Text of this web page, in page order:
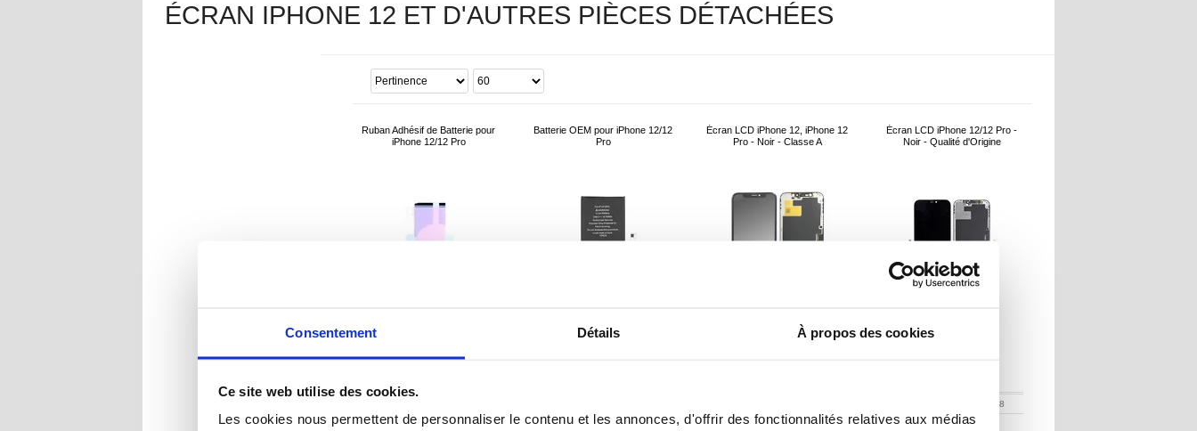
Consentement Détails À propos des cookies
Ce site web utilise des cookies.
Les cookies nous permettent de personnaliser le contenu et les annonces, d'offrir des fonctionnalités relatives aux médias
ÉCRAN IPHONE 12 ET D'AUTRES PIÈCES DÉTACHÉES
Ruban Adhésif de Batterie pour
iPhone 12/12 Pro
Batterie OEM pour iPhone 12/12
Pro
Écran LCD iPhone 12, iPhone 12
Pro - Noir - Classe A
Écran LCD iPhone 12/12 Pro -
Noir - Qualité d'Origine
208588